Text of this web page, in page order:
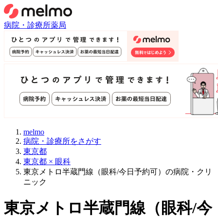
病院・診療所薬局
melmo
病院・診療所をさがす
東京都
東京都 × 眼科
東京メトロ半蔵門線（眼科/今日予約可）の病院・クリ
ニック
東京メトロ半蔵門線（ 眼科/今